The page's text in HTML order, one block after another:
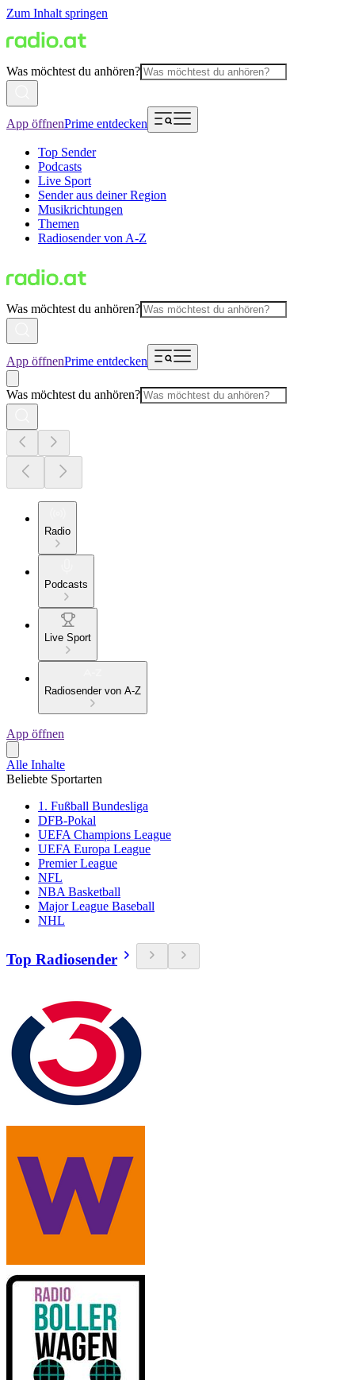
Zum Inhalt springen
Was möchtest du anhören?
App öffnenPrime entdecken
Top Sender
Podcasts
Live Sport
Sender aus deiner Region
Musikrichtungen
Themen
Radiosender von A-Z
Was möchtest du anhören?
App öffnenPrime entdecken
Was möchtest du anhören?
Radio
Podcasts
Live Sport
Radiosender von A-Z
App öffnen
Alle Inhalte
Beliebte Sportarten
1. Fußball Bundesliga
DFB-Pokal
UEFA Champions League
UEFA Europa League
Premier League
NFL
NBA Basketball
Major League Baseball
NHL
Top Radiosender